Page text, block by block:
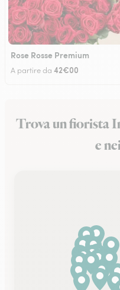
Rose Rosse Premium
A partire da 42€00
Trova un fiorista
e